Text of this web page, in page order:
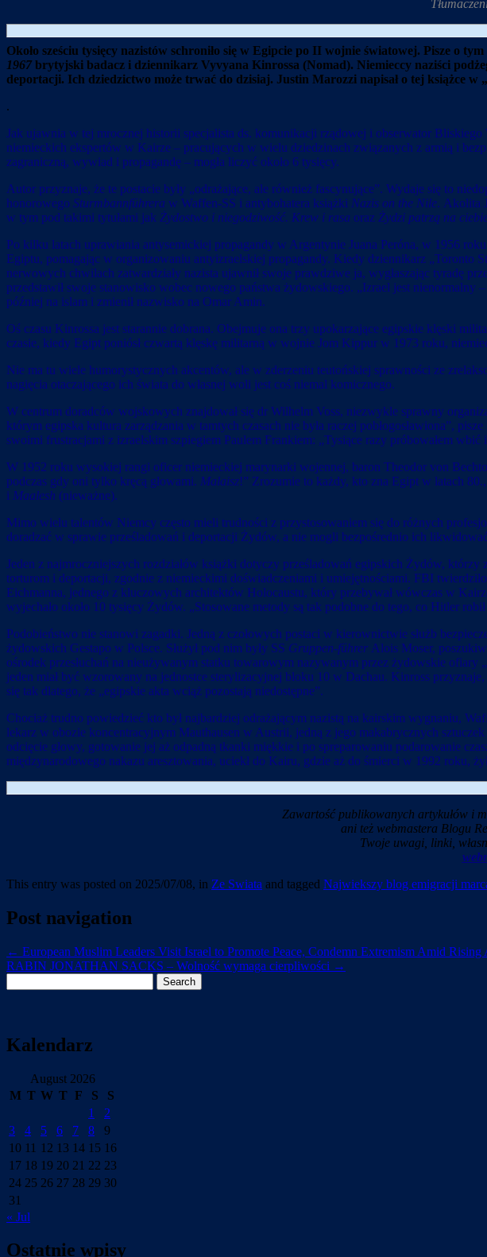
Około sześciu tysięcy nazistów schroniło się w Egipcie po II wojnie światowej. Pisze o
1967brytyjski badacz i dziennikarz Vyvyana Kinrossa (Nomad). Niemieccy naziści
deportacji. Ich dziedzictwo może trwać do dzisiaj. Justin Marozzi napisał o tej książce w
.
Jak ujawnia w tej mrocznej historii specjalista ds. komunikacji rządowej i obserwator
niemieckich ekspertów w Kairze – pracujących w wielu dziedzinach związanych z armią i
zagraniczną, wywiad i propagandę – mogła liczyć około 6 tysięcy.
Autor przyznaje, że te postacie były „odrażające, ale również fascynujące”. Wydaje się to
honorowego Sturmbannführera w Waffen-SS i antybohatera książki Nazis on the Nile. Akolita
w tym pod takimi tytułami jak Żydostwo i niegodziwość. Krew i rasa oraz Żydzi patrzą na
Po kilku latach uprawiania antysemickiej propagandy w Argentynie Juana Peróna, w 1956
Egiptu, pomagając w organizowaniu antyizraelskiej propagandy. Kiedy dziennikarz „Toronto
nerwowych chwilach zatwardziały nazista ujawnił swoje prawdziwe ja, wygłaszając tyradę
przedstawił swoje stanowisko wobec nowego państwa żydowskiego. „Izrael jest
później na islam i zmienił nazwisko na Omar Amin.
Oś czasu Kinrossa jest starannie dobrana. Obejmuje ona trzy upokarzające egipskie klęski
czasie, kiedy Egipt poniósł czwartą klęskę militarną w wojnie Jom Kippur w 1973 roku,
Nie ma tu wiele humorystycznych akcentów, ale w zderzeniu teutońskiej sprawności ze
nagięcia otaczającego ich świata do własnej woli jest coś niemal komicznego.
W centrum doradców wojskowych znajdował się dr Wilhelm Voss, niezwykle sprawny
którym egipska kultura zarządzania w tamtych czasach nie była raczej pobłogosławiona”,
swoimi frustracjami z izraelskim szpiegiem Paulem Frankiem: „Tysiące razy próbowałem
W 1952 roku wysokiej rangi oficer niemieckiej marynarki wojennej, baron Theodor von
podczas gdy oni tylko kręcą głowami. Malaisz!” Zrozumie to każdy, kto zna Egipt w latach
i Maalesh (nieważne).
Mimo wielu talentów Niemcy często mieli trudności z przystosowaniem się do różnych
doradzać w sprawie prześladowań i deportacji Żydów, a nie mogli bezpośrednio ich
Jeden z najmroczniejszych rozdziałów książki dotyczy prześladowań egipskich Żydów,
torturom i deportacji, zgodnie z niemieckimi doświadczeniami i umiejętnościami. FBI
Eichmanna, jednego z kluczowych architektów Holocaustu, który przebywał wówczas w
wyjechało około 10 tysięcy Żydów. „Stosowane metody są tak podobne do tego, co Hitler
Podobieństwo nie stanowi zagadki. Jedną z czołowych postaci w kierownictwie służb
żydowskich Gestapo w Polsce. Służył pod nim były SS Gruppen-führer Alois Moser,
ośrodek przesłuchań na nieużywanym statku towarowym nazywanym przez żydowskie
jeden miał być wzorowany na jednostce sterylizacyjnej bloku 10 w Dachau. Kinross
się tak dlatego, że „egipskie akta wciąż pozostają niedostępne”.
Chociaż trudno powiedzieć kto był najbardziej odrażającym nazistą na kairskim wygnaniu,
lekarz w obozie koncentracyjnym Mauthausen w Austrii, jedną z jego makabrycznych
odcięcie głowy, gotowanie jej aż odpadną tkanki miękkie i po spreparowaniu podarowanie
międzynarodowego nakazu aresztowania, uciekł do Kairu, gdzie aż do śmierci w 1992 roku,
Zawartość publikowanych artykułów i
ani też webmastera Blogu
Twoje uwagi, linki,
This entry was posted on 2025/07/08, in Ze Swiata and tagged Najwiekszy blog emigracji
Post navigation
← European Muslim Leaders Visit Israel to Promote Peace, Condemn Extremism Amid Rising
RABIN JONATHAN SACKS – Wolność wymaga cierpliwości →
for:
Kalendarz
August 2026
M T W T F S
S
1
2
3
4 5 6 7 8
9
10 11 12 13 14 15 16
17 18 19 20 21 22 23
24 25 26 27 28 29 30
31
« Jul
Ostatnie wpisy